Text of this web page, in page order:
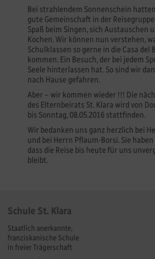
Bei strahlendem Sonnenschein
gute Gemeinschaft in der
Spaß beim Singen, sich Austauschen
Kochen. Wir können nun verstehen,
Schulklassen so gerne in die Casa del
kommen. Ein Besuch, der bei jedem
Seele hinterlassen hat. So sind wir
nach Hause gefahren.
Aber – wir kommen wieder !!! Die
des Elternbeirats St. Klara wird von
bis Sonntag, 08.05.2016 stattfinden.
Wir bedanken uns ganz herzlich bei
und bei Herrn Pflaum-Borsi. Sie
dass die Reise bis heute für uns
bleibt.
Schule St. Klara
Staatlich anerkannte,
franziskanische Schule
in freier Trägerschaft